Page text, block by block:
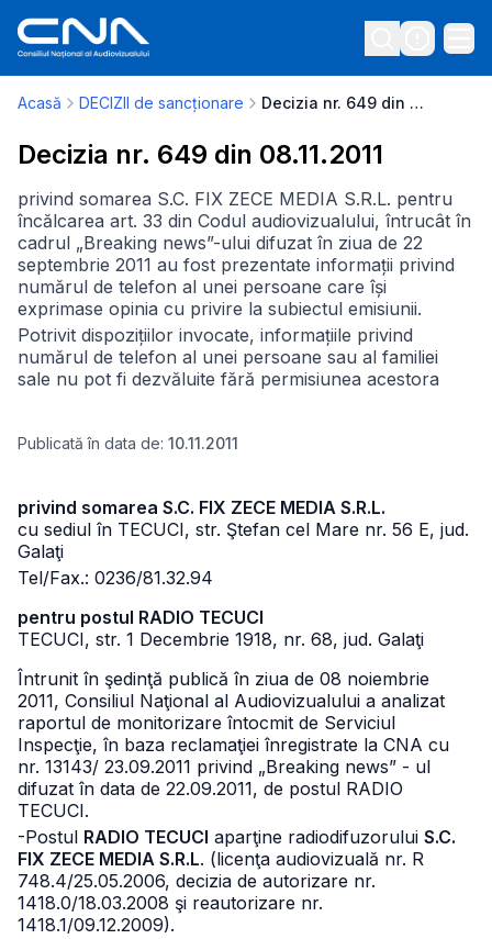
Acasă DECIZII de sancționare Decizia nr. 649 din 08.11.2011
Decizia nr. 649 din 08.11.2011
privind somarea S.C. FIX ZECE MEDIA S.R.L. pentru
încălcarea art. 33 din Codul audiovizualului, întrucât în
cadrul „Breaking news”-ului difuzat în ziua de 22
septembrie 2011 au fost prezentate informații privind
numărul de telefon al unei persoane care își
exprimase opinia cu privire la subiectul emisiunii.
Potrivit dispozițiilor invocate, informațiile privind
numărul de telefon al unei persoane sau al familiei
sale nu pot fi dezvăluite fără permisiunea acestora
Publicată în data de: 10.11.2011
privind somarea S.C. FIX ZECE MEDIA S.R.L.
cu sediul în TECUCI, str. Ştefan cel Mare nr. 56 E, jud.
Galaţi
Tel/Fax.: 0236/81.32.94
pentru postul RADIO TECUCI
TECUCI, str. 1 Decembrie 1918, nr. 68, jud. Galaţi
Întrunit în şedinţă publică în ziua de 08 noiembrie
2011, Consiliul Naţional al Audiovizualului a analizat
raportul de monitorizare întocmit de Serviciul
Inspecţie, în baza reclamaţiei înregistrate la CNA cu
nr. 13143/ 23.09.2011 privind „Breaking news” - ul
difuzat în data de 22.09.2011, de postul RADIO
TECUCI.
-Postul RADIO TECUCI aparţine radiodifuzorului S.C.
FIX ZECE MEDIA S.R.L. (licenţa audiovizuală nr. R
748.4/25.05.2006, decizia de autorizare nr.
1418.0/18.03.2008 şi reautorizare nr.
1418.1/09.12.2009).